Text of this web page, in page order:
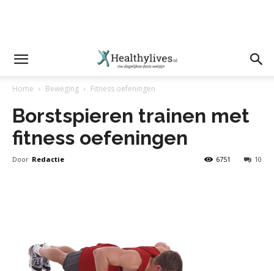
Home Beweging Fitness oefeningen
Borstspieren trainen met
fitness oefeningen
Door Redactie 10
6751